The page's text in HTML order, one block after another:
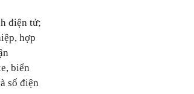
điện tử;
hợp
biển
số điện